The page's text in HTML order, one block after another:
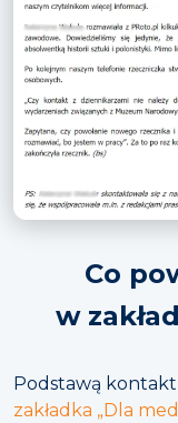
Co
w
Podstawą
zakładka „Dla